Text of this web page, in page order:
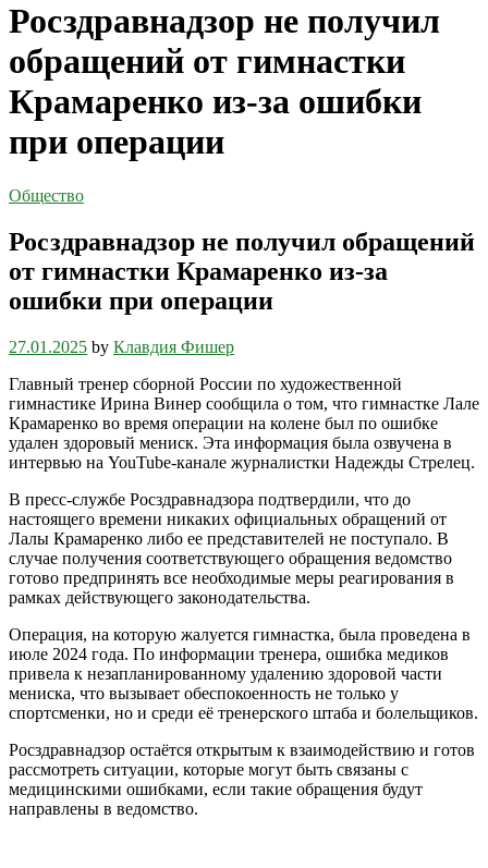
Росздравнадзор не получил
обращений от гимнастки
Крамаренко из-за ошибки
при операции
Общество
Росздравнадзор не получил обращений
от гимнастки Крамаренко из-за
ошибки при операции
27.01.2025 by Клавдия Фишер
Главный тренер сборной России по художественной
гимнастике Ирина Винер сообщила о том, что гимнастке Лале
Крамаренко во время операции на колене был по ошибке
удален здоровый мениск. Эта информация была озвучена в
интервью на YouTube-канале журналистки Надежды Стрелец.
В пресс-службе Росздравнадзора подтвердили, что до
настоящего времени никаких официальных обращений от
Лалы Крамаренко либо ее представителей не поступало. В
случае получения соответствующего обращения ведомство
готово предпринять все необходимые меры реагирования в
рамках действующего законодательства.
Операция, на которую жалуется гимнастка, была проведена в
июле 2024 года. По информации тренера, ошибка медиков
привела к незапланированному удалению здоровой части
мениска, что вызывает обеспокоенность не только у
спортсменки, но и среди её тренерского штаба и болельщиков.
Росздравнадзор остаётся открытым к взаимодействию и готов
рассмотреть ситуации, которые могут быть связаны с
медицинскими ошибками, если такие обращения будут
направлены в ведомство.